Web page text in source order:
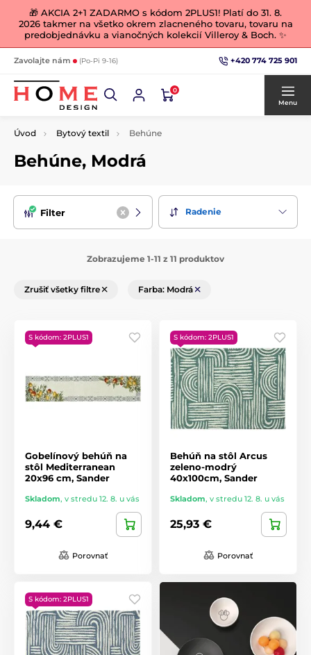
🎁 AKCIA 2+1 ZADARMO s kódom 2PLUS1! Platí do 31. 8.
2026 takmer na všetko okrem zlacneného tovaru, tovaru na
predobjednávku a vianočných kolekcií Villeroy & Boch. ✨
Zavolajte nám (Po-Pi 9-16) +420 774 725 901
0
Menu
Úvod Bytový textil Behúne
Behúne, Modrá
Filter Radenie
Zobrazujeme 1-11 z 11 produktov
Zrušiť všetky filtre Farba: Modrá
S kódom: 2PLUS1
Gobelínový behúň na
stôl Mediterranean
20x96 cm, Sander
Skladom, v stredu 12. 8. u vás
9,44 €
Porovnať
S kódom: 2PLUS1
Behúň na stôl Arcus
zeleno-modrý
40x100cm, Sander
Skladom, v stredu 12. 8. u vás
25,93 €
Porovnať
S kódom: 2PLUS1